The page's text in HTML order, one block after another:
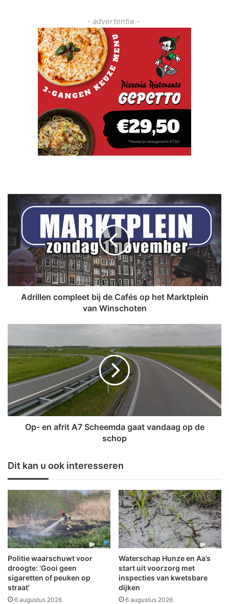
- advertentie -
d
r
i
l
l
e
c
e
t
i
d
e
s
o
p
h
e
t
M
a
r
k
t
p
l
Adrillen compleet bij de Cafés op het Marktplein
van Winschoten
-
e
a
r
i
c
h
e
e
m
d
a
g
a
a
t
v
a
Op- en afrit A7 Scheemda gaat vandaag op de
schop
Dit kan u ook interesseren
Politie waarschuwt voor
droogte: ‘Gooi geen
sigaretten of peuken op
straat’
6 augustus 2026
Waterschap Hunze en Aa’s
start uit voorzorg met
inspecties van kwetsbare
dijken
6 augustus 2026